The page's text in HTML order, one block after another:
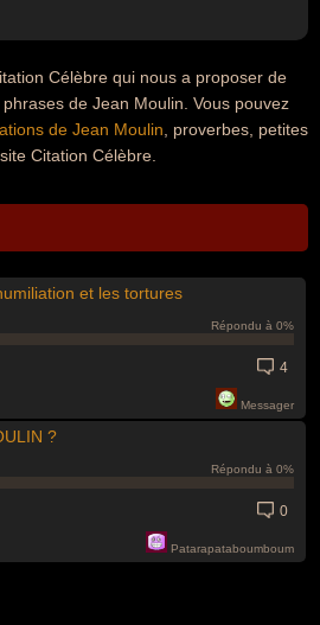
Célèbre qui nous a proposer de
de Jean Moulin. Vous pouvez
de Jean Moulin , proverbes, petites
Citation Célèbre.
et les tortures
Répondu à 0%
4
Messager
?
Répondu à 0%
0
Patarapataboumboum